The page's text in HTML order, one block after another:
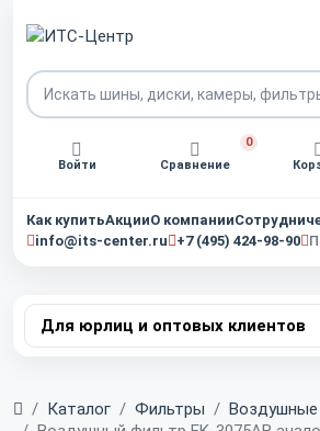
Войти Сравнение
0
Как купитьАкцииО компании
info@its-center.ru
+7 (495) 424-98-90
Для юрлиц и оптовых клиентов
Главная
Каталог Фильтры